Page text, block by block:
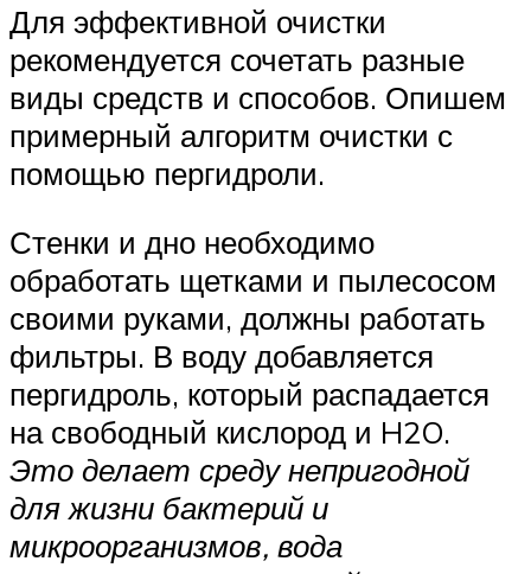
Для эффективной очистки
рекомендуется сочетать разные
виды средств и способов. Опишем
примерный алгоритм очистки с
помощью пергидроли.
Стенки и дно необходимо
обработать щетками и пылесосом
своими руками, должны работать
фильтры. В воду добавляется
пергидроль, который распадается
на свободный кислород и H2O.
Это делает среду непригодной
для жизни бактерий и
микроорганизмов, вода